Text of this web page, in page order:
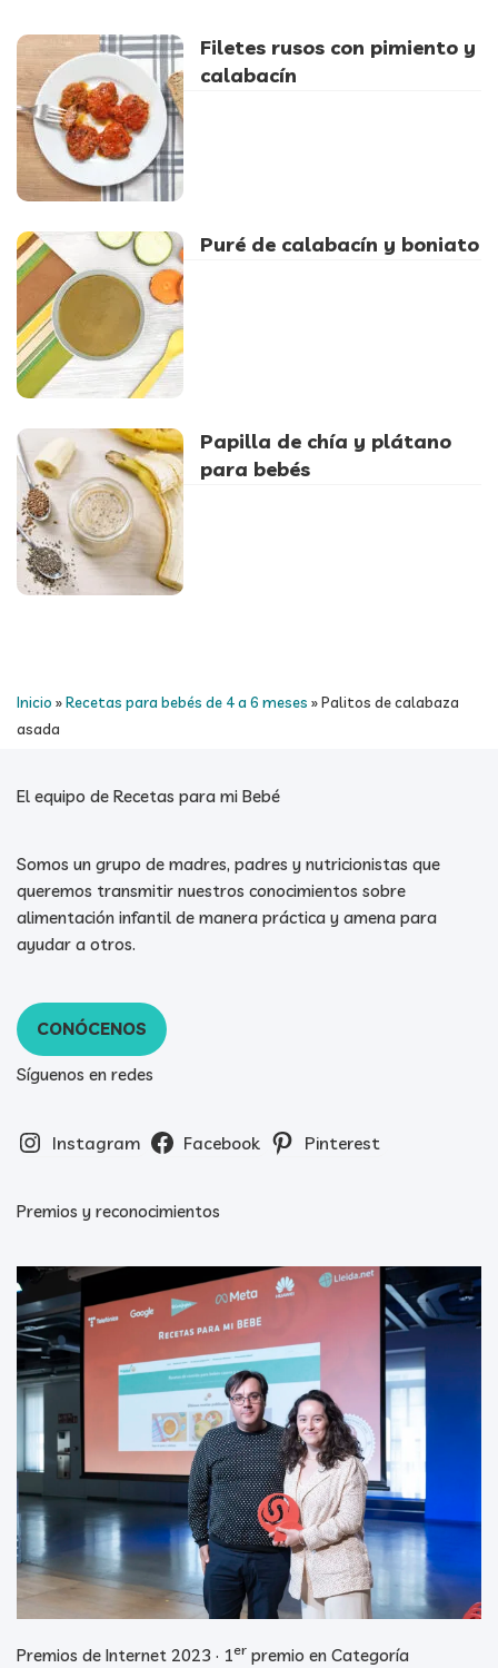
Filetes rusos con pimiento y
calabacín
Puré de calabacín y boniato
Papilla de chía y plátano
para bebés
Inicio »Recetas para bebés de 4 a 6 meses »Palitos de calabaza
asada
El equipo de Recetas para mi Bebé
Somos un grupo de madres, padres y nutricionistas que
queremos transmitir nuestros conocimientos sobre
alimentación infantil de manera práctica y amena para
ayudar a otros.
CONÓCENOS
Síguenos en redes
Instagram Facebook Pinterest
Premios y reconocimientos
Premios de Internet 2023 · 1er premio en Categoría